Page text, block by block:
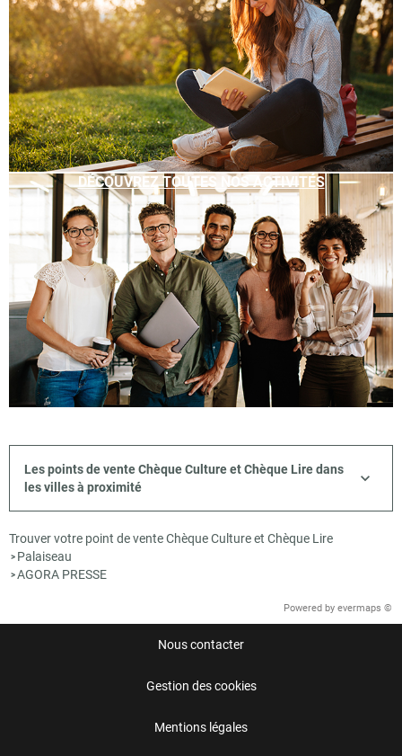
DÉCOUVREZ TOUTES NOS ACTIVITÉS
Les points de vente Chèque Culture et Chèque Lire dans
les villes à proximité
Trouver votre point de vente Chèque Culture et Chèque Lire
> Palaiseau
>AGORA PRESSE
Powered by evermaps ©
Nous contacter
Gestion des cookies
Mentions légales